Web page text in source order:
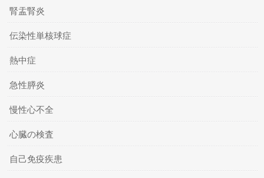
腎盂腎炎
伝染性単核球症
熱中症
急性膵炎
慢性心不全
心臓の検査
自己免疫疾患